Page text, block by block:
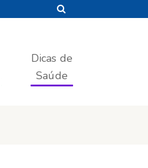
Dicas de
Saúde